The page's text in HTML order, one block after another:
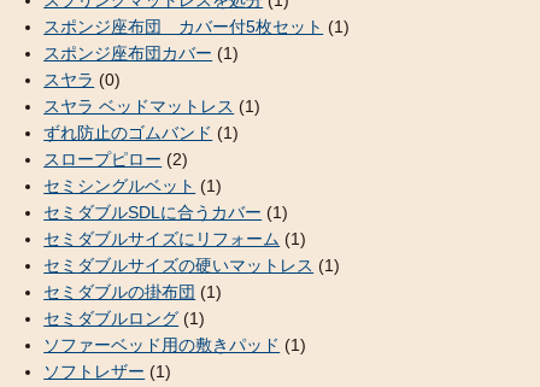
スポンジ座布団 カバー付5枚セット (1)
スポンジ座布団カバー (1)
スヤラ (0)
スヤラ ベッドマットレス (1)
ずれ防止のゴムバンド (1)
スロープピロー (2)
セミシングルベット (1)
セミダブルSDLに合うカバー (1)
セミダブルサイズにリフォーム (1)
セミダブルサイズの硬いマットレス (1)
セミダブルの掛布団 (1)
セミダブルロング (1)
ソファーベッド用の敷きパッド (1)
ソフトレザー (1)